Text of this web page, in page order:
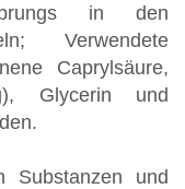
in den
Verwendete
Caprylsäure,
Glycerin und
Substanzen und